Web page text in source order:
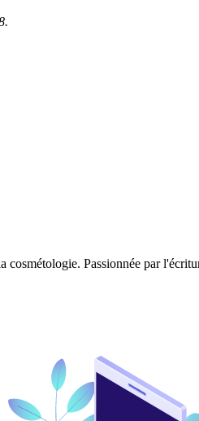
cosmétologie. Passionnée par